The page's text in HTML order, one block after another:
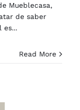
Mueblecasa,
de saber
es...
Read More